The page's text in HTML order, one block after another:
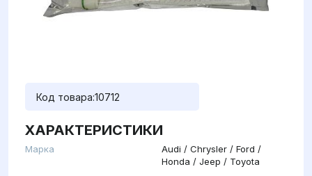
Код товара:10712
ХАРАКТЕРИСТИКИ
Марка
Audi / Chrysler / Ford /
Honda / Jeep / Toyota